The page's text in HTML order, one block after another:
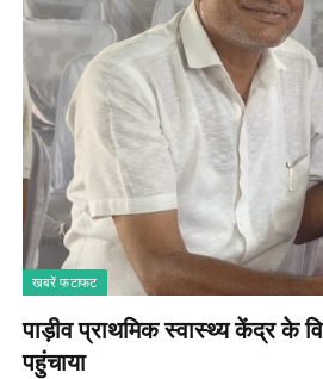
खबरें फटाफट
पाड़ीव प्राथमिक स्वास्थ्य केंद्र के
पहुंचाया